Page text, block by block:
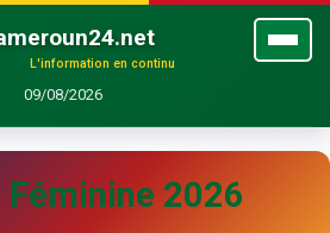
L'information en continu
09/08/2026
Féminine 2026